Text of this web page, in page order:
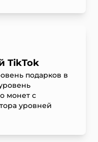
TikTok
подарков в
монет с
уровней